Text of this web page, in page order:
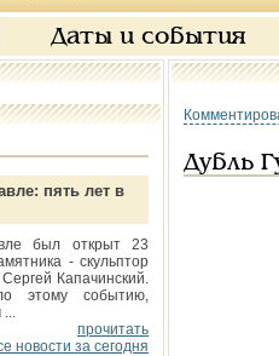
Даты и события
пять лет в
был открыт 23
- скульптор
Капачинский.
этому событию,
...
прочитать
новости за сегодня
Дубль